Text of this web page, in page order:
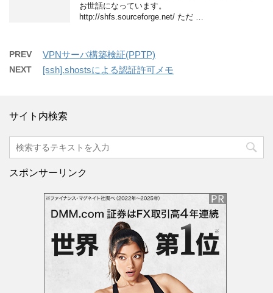
お世話になっています。
http://shfs.sourceforge.net/ ただ …
PREV VPNサーバ構築検証(PPTP)
NEXT [ssh].shostsによる認証許可メモ
サイト内検索
スポンサーリンク